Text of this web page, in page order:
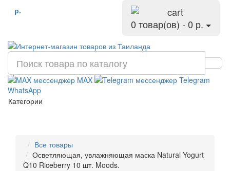
р.
0 товар(ов) - 0 р.
MAX
Telegram
WhatsApp
Категории
Все товары
Осветляющая, увлажняющая маска Natural Yogurt
Q10 Riceberry 10 шт. Moods.